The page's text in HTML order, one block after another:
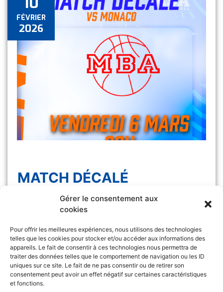
Gérer le consentement aux
cookies
Pour offrir les meilleures expériences, nous utilisons des technologies
telles que les cookies pour stocker et/ou accéder aux informations des
appareils. Le fait de consentir à ces technologies nous permettra de
traiter des données telles que le comportement de navigation ou les ID
uniques sur ce site. Le fait de ne pas consentir ou de retirer son
consentement peut avoir un effet négatif sur certaines caractéristiques
et fonctions.
FÉVRIER
2026
MATCH DÉCALÉ
Le match Les Félines vs Monaco, initialement